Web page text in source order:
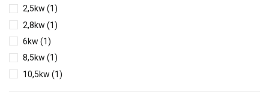
2,5kw (1)
2,8kw (1)
6kw (1)
8,5kw (1)
10,5kw (1)